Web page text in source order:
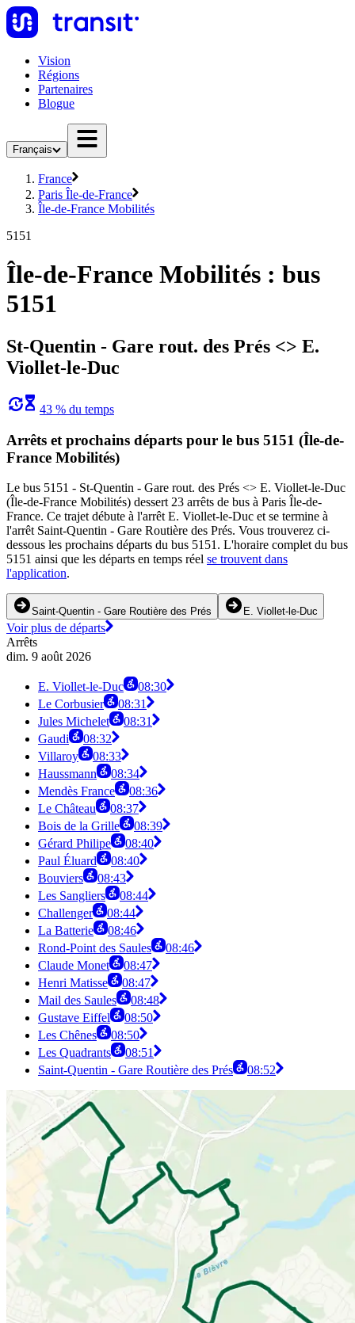
Vision
Régions
Partenaires
Blogue
Français
France
Paris Île-de-France
Île-de-France Mobilités
5151
Île-de-France Mobilités : bus
5151
St-Quentin - Gare rout. des Prés <> E.
Viollet-le-Duc
43 % du temps
Arrêts et prochains départs pour le bus 5151 (Île-de-
France Mobilités)
Le bus 5151 - St-Quentin - Gare rout. des Prés <> E. Viollet-le-Duc
(Île-de-France Mobilités) dessert 23 arrêts de bus à Paris Île-de-
France. Ce trajet débute à l'arrêt E. Viollet-le-Duc et se termine à
l'arrêt Saint-Quentin - Gare Routière des Prés. Vous trouverez ci-
dessous les prochains départs du bus 5151. L'horaire complet du bus
5151 ainsi que les départs en temps réel se trouvent dans
l'application.
Saint-Quentin - Gare Routière des Prés E. Viollet-le-Duc
Voir plus de départs
Arrêts
dim. 9 août 2026
E. Viollet-le-Duc
08:30
Le Corbusier
08:31
Jules Michelet
08:31
Gaudi
08:32
Villaroy
08:33
Haussmann
08:34
Mendès France
08:36
Le Château
08:37
Bois de la Grille
08:39
Gérard Philipe
08:40
Paul Éluard
08:40
Bouviers
08:43
Les Sangliers
08:44
Challenger
08:44
La Batterie
08:46
Rond-Point des Saules
08:46
Claude Monet
08:47
Henri Matisse
08:47
Mail des Saules
08:48
Gustave Eiffel
08:50
Les Chênes
08:50
Les Quadrants
08:51
Saint-Quentin - Gare Routière des Prés
08:52